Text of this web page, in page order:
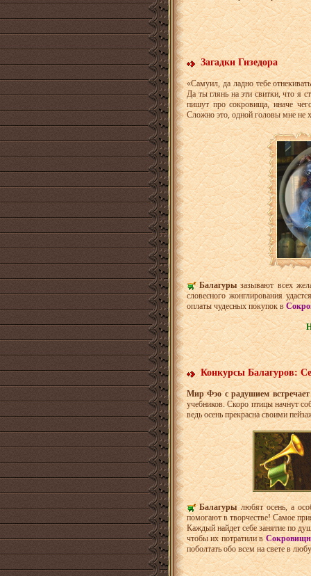
Загадки Гизедора
«Самуил, да ладно тебе
Да ты глянь на эти свитки, что я
пишут про сокровища, иначе
Сложно это, одной головы мне не
Балагурызазывают всех
словесного жонглирования
оплаты чудесных покупок в
Конкурсы Балагуров:
Мир Фэо с радушием встречает
учебников. Скоро птицы начнут
ведь осень прекрасна своими
Балагурылюбят осень, а
помогают в творчестве! Самое
Каждый найдет себе занятие по
чтобы их потратили в
поболтать обо всем на свете в